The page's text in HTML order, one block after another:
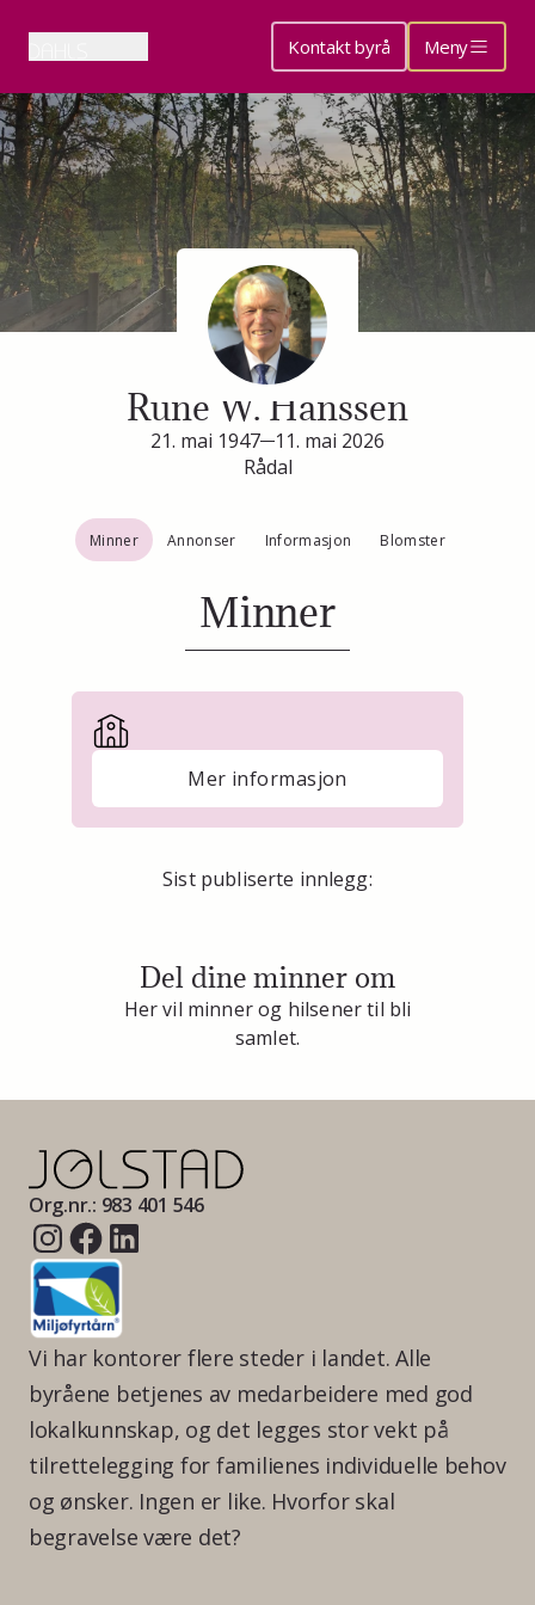
Kontakt byrå Meny
Minneside for
Rune W. Hanssen
21. mai 1947
11. mai 2026
Rådal
Minner Annonser Informasjon Blomster
Minner
Mer informasjon
Sist publiserte innlegg:
Del dine minner om
Her vil minner og hilsener til bli
samlet.
Org.nr.: 983 401 546
Vi har kontorer flere steder i landet. Alle
byråene betjenes av medarbeidere med god
lokalkunnskap, og det legges stor vekt på
tilrettelegging for familienes individuelle behov
og ønsker. Ingen er like. Hvorfor skal
begravelse være det?